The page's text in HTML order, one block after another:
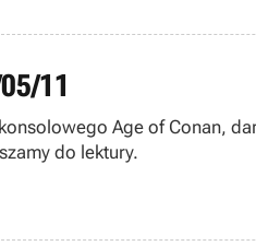
11
Age of Conan,
do lektury.